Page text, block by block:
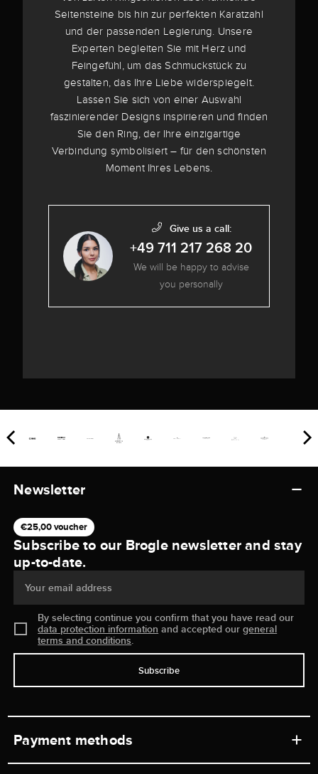
Seitensteine bis hin zur perfekten Karatzahl
und der passenden Legierung. Unsere
Experten begleiten Sie mit Herz und
Feingefühl, um das Schmuckstück zu
gestalten, das Ihre Liebe widerspiegelt.
Lassen Sie sich von einer Auswahl
faszinierender Designs inspirieren und finden
Sie den Ring, der Ihre einzigartige
Verbindung symbolisiert – für den schönsten
Moment Ihres Lebens.
Give us a call:
+49 711 217 268 20
We will be happy to advise
you personally
Newsletter
€25,00 voucher
Subscribe to our Brogle newsletter and stay
up-to-date.
Your email address
By selecting continue you confirm that you have read our
data protection information and accepted ourgeneral
terms and conditions.
Subscribe
Payment methods